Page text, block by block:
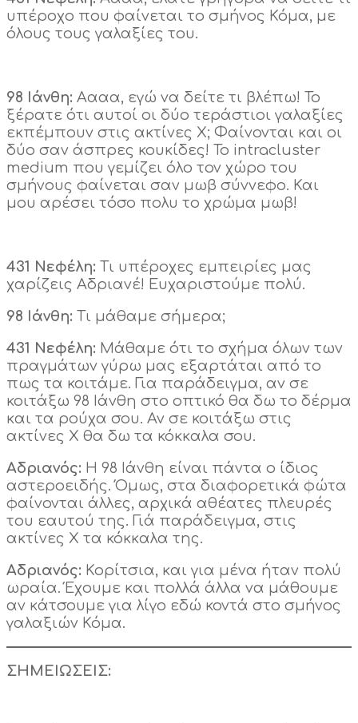
υπέροχo που φαίνεται το σμήνος Κόμα, με
όλους τους γαλαξίες του.
98 Ιάνθη: Αααα, εγώ να δείτε τι βλέπω! Το
ξέρατε ότι αυτοί οι δύο τεράστιοι γαλαξίες
εκπέμπουν στις ακτίνες Χ; Φαίνονται και οι
δύο σαν άσπρες κουκίδες! Το intracluster
medium που γεμίζει όλο τον χώρο του
σμήνους φαίνεται σαν μωβ σύννεφο. Και
μου αρέσει τόσο πολυ το χρώμα μωβ!
431 Νεφέλη: Τι υπέροχες εμπειρίες μας
χαρίζεις Αδριανέ! Ευχαριστούμε πολύ.
98 Ιάνθη: Τι μάθαμε σήμερα;
431 Νεφέλη: Μάθαμε ότι το σχήμα όλων των
πραγμάτων γύρω μας εξαρτάται από το
πως τα κοιτάμε. Για παράδειγμα, αν σε
κοιτάξω 98 Ιάνθη στο οπτικό θα δω το δέρμα
και τα ρούχα σου. Αν σε κοιτάξω στις
ακτίνες Χ θα δω τα κόκκαλα σου.
Αδριανός: Η 98 Ιάνθη είναι πάντα ο ίδιος
αστεροειδής. Όμως, στα διαφορετικά φώτα
φαίνονται άλλες, αρχικά αθέατες πλευρές
του εαυτού της. Γιά παράδειγμα, στις
ακτίνες Χ τα κόκκαλα της.
Αδριανός: Κορίτσια, και για μένα ήταν πολύ
ωραία. Έχουμε και πολλά άλλα να μάθουμε
αν κάτσουμε για λίγο εδώ κοντά στο σμήνος
γαλαξιών Κόμα.
ΣΗΜΕΙΩΣΕΙΣ: